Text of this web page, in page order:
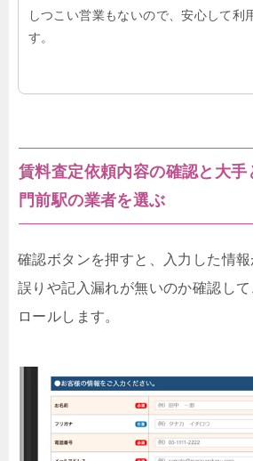
しつこい営業もないので、安心して利
す。
賃料査定依頼内容の確認と大手
門前駅の業者を選ぶ
確認ボタンを押すと、入力した情報
誤りや記入漏れが無いのか確認し
ロールします。